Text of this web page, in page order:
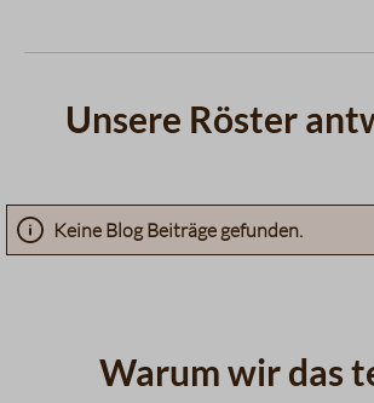
Unsere Röster
Keine Blog Beiträge gefunden.
Warum wir das